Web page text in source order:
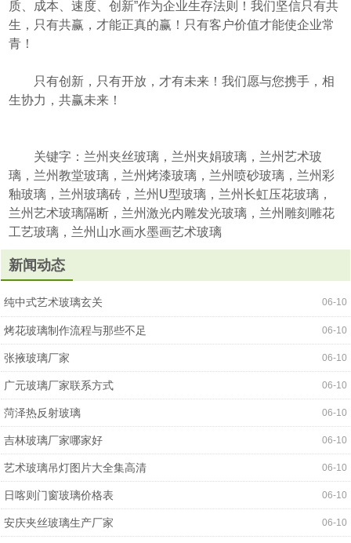
质、成本、速度、创新”作为企业生存法则！我们坚信只有共
生，只有共赢，才能正真的赢！只有客户价值才能使企业常
青！
只有创新，只有开放，才有未来！我们愿与您携手，相
生协力，共赢未来！
关键字：兰州夹丝玻璃，兰州夹娟玻璃，兰州艺术玻
璃，兰州教堂玻璃，兰州烤漆玻璃，兰州喷砂玻璃，兰州彩
釉玻璃，兰州玻璃砖，兰州U型玻璃，兰州长虹压花玻璃，
兰州艺术玻璃隔断，兰州激光内雕发光玻璃，兰州雕刻雕花
工艺玻璃，兰州山水画水墨画艺术玻璃
新闻动态
06-10
纯中式艺术玻璃玄关
06-10
烤花玻璃制作流程与那些不足
06-10
张掖玻璃厂家
06-10
广元玻璃厂家联系方式
06-10
菏泽热反射玻璃
06-10
吉林玻璃厂家哪家好
06-10
艺术玻璃吊灯图片大全集高清
06-10
日喀则门窗玻璃价格表
06-10
安庆夹丝玻璃生产厂家